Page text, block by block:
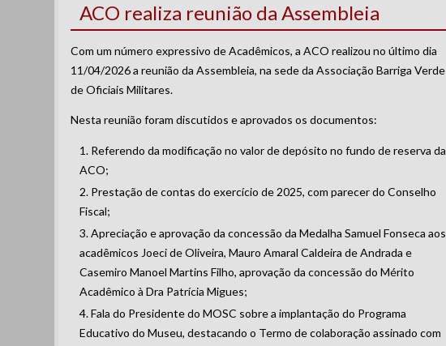
ACO realiza reunião da Assembleia
Com um número expressivo de Acadêmicos, a ACO realizou no último dia
11/04/2026 a reunião da Assembleia, na sede da Associação Barriga Verde
de Oficiais Militares.
Nesta reunião foram discutidos e aprovados os documentos:
Referendo da modificação no valor de depósito no fundo de reserva da
ACO;
Prestação de contas do exercício de 2025, com parecer do Conselho
Fiscal;
Apreciação e aprovação da concessão da Medalha Samuel Fonseca aos
acadêmicos Joeci de Oliveira, Mauro Amaral Caldeira de Andrada e
Casemiro Manoel Martins Filho, aprovação da concessão do Mérito
Acadêmico à Dra Patrícia Migues;
Fala do Presidente do MOSC sobre a implantação do Programa
Educativo do Museu, destacando o Termo de colaboração assinado com